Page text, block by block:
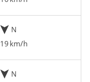
N
19 km/h
N